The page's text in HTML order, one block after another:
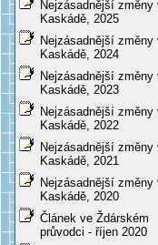
Nejzásadnější změny
Kaskádě, 2025
Nejzásadnější změny
Kaskádě, 2024
Nejzásadnější změny
Kaskádě, 2023
Nejzásadnější změny
Kaskádě, 2022
Nejzásadnější změny
Kaskádě, 2021
Nejzásadnější změny
Kaskádě, 2020
Článek ve Ždárském
průvodci - říjen 2020